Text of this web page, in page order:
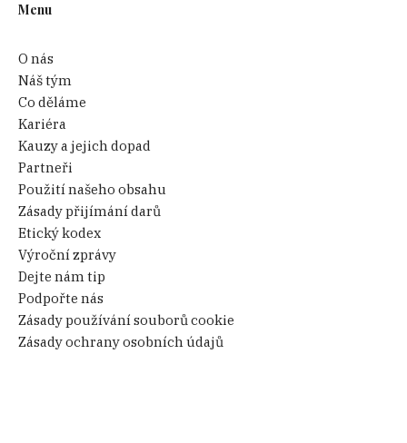
Menu
O nás
Náš tým
Co děláme
Kariéra
Kauzy a jejich dopad
Partneři
Použití našeho obsahu
Zásady přijímání darů
Etický kodex
Výroční zprávy
Dejte nám tip
Podpořte nás
Zásady používání souborů cookie
Zásady ochrany osobních údajů